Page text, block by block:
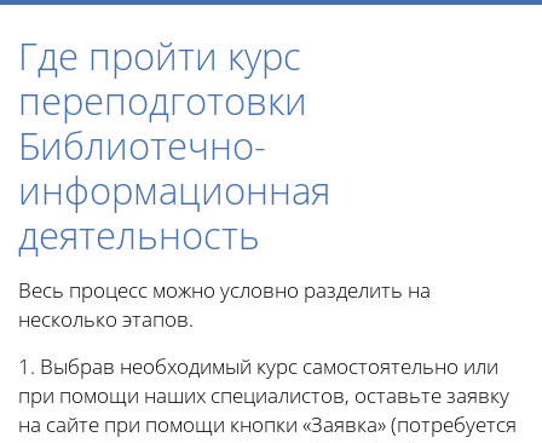
Где пройти курс
переподготовки
Библиотечно-
информационная
деятельность
Весь процесс можно условно разделить на
несколько этапов.
1. Выбрав необходимый курс самостоятельно или
при помощи наших специалистов, оставьте заявку
на сайте при помощи кнопки «Заявка» (потребуется